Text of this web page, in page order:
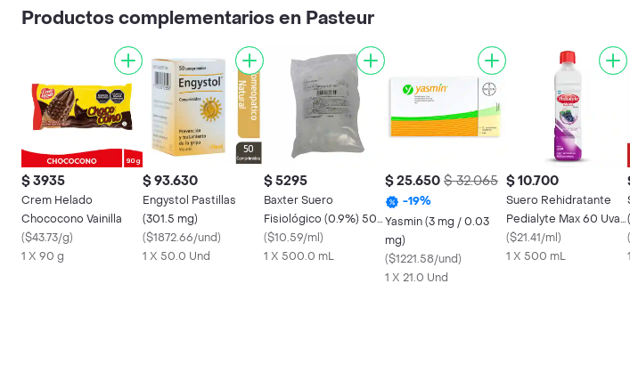
Productos complementarios en Pasteur
$ 3935
Crem Helado
Chococono Vainilla
($43.73/g)
1 X 90 g
$ 93.630
Engystol Pastillas
(301.5 mg)
($1872.66/und)
1 X 50.0 Und
$ 5295
Baxter Suero
Fisiológico (0.9%) 500
mL
($10.59/ml)
1 X 500.0 mL
$ 25.650 $ 32.065
-19%
Yasmin (3 mg / 0.03
mg)
($1221.58/und)
1 X 21.0 Und
$ 10.700
Suero Rehidratante
Pedialyte Max 60 Uva
Frasco 500 mL
($21.41/ml)
1 X 500 mL
(